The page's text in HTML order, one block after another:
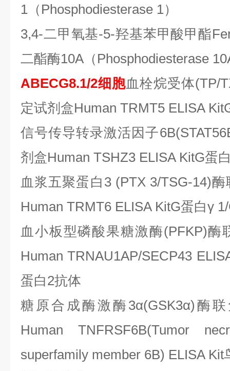
1（Phosphodiesterase 1）
3,4-二甲氧基-5-羟基苯甲酸甲酯
二酯酶10A（Phosphodiesterase
ABE­CG8.1/2细胞血栓烷受体(TP/
定试剂盒Human TRMT5 ELISA
信号传导转录激活因子
剂盒Human TSHZ3 ELISA KitG蛋
血浆五聚蛋白 3 (PTX 3/TSG-14)
Human TRMT6 ELISA KitG蛋白γ
血小板型磷酸果糖激酶(PFKP)酶
Human TRNAU1AP/SECP43
蛋白2抗体
糖原合成酶激酶 3α(GSK3α)酶
Human TNFRSF6B(Tumor
superfamily member 6B) ELISA